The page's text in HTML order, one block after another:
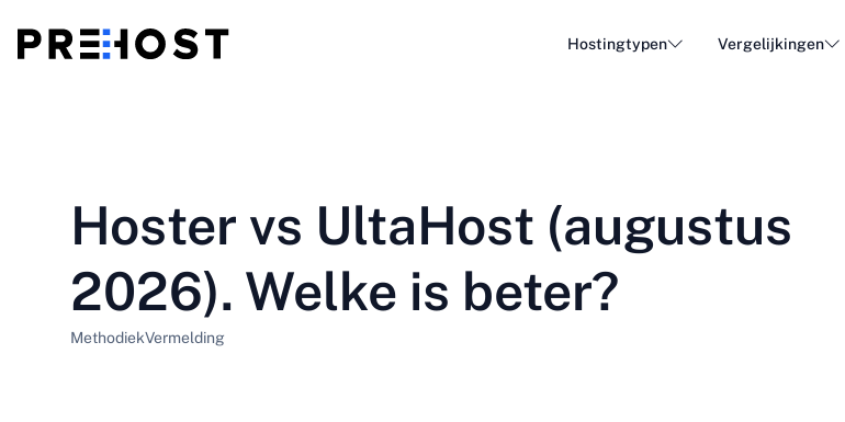
Hostingtypen
E-mail hosting
Vergelijkingen
ES - Español
IT - Italiano
LT - Lietuvių LV - Latviešu
Hoster vs UltaHost (augustus
2026). Welke is beter?
MethodiekVermelding